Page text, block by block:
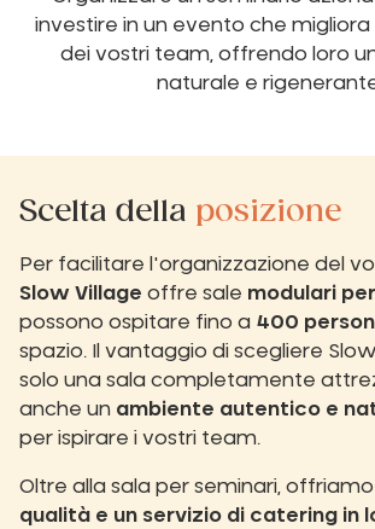
investire in un evento che migliora
dei vostri team, offrendo loro
naturale e
Scelta della posizione
Per facilitare l'organizzazione del
Slow Village offre sale modulari
possono ospitare fino a 400
spazio. Il vantaggio di scegliere
solo una sala completamente
anche un ambiente autentico e
per ispirare i vostri team.
Oltre alla sala per seminari, offriamo
qualità e un servizio di catering in